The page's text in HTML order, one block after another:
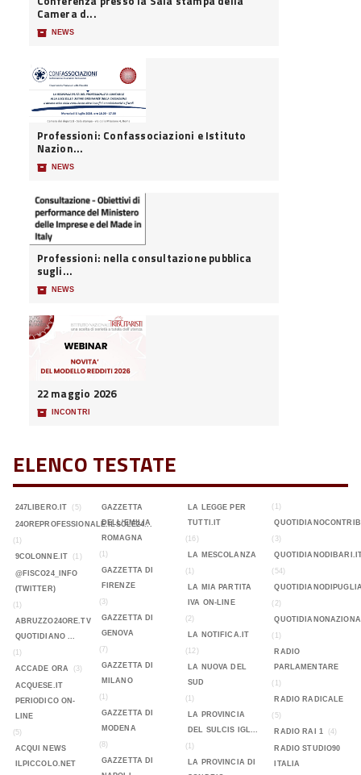
Camera d...
📦 NEWS
Professioni: Confassociazioni e Istituto
Nazion...
📦 NEWS
Professioni: nella consultazione pubblica
sugli...
📦 NEWS
22 maggio 2026
📦 INCONTRI
ELENCO TESTATE
247LIBERO.IT (5)
24OREPROFESSIONALE.ILSOLE24...
(1)
9COLONNE.IT
(1)
@FISCO24_INFO
(TWITTER)
(1)
ABRUZZO24ORE.TV
QUOTIDIANO ...
(1)
ACCADE ORA
(3)
ACQUESE.IT
PERIODICO ON-
LINE
(5)
ACQUI NEWS
ILPICCOLO.NET
GAZZETTA
DELL'EMILIA
ROMAGNA
(1)
GAZZETTA DI
FIRENZE
(3)
GAZZETTA DI
GENOVA
(7)
GAZZETTA DI
MILANO
(1)
GAZZETTA DI
MODENA
(8)
GAZZETTA DI
LA LEGGE PER
TUTTI.IT
(16)
LA MESCOLANZA
(1)
LA MIA PARTITA
IVA ON-LINE
(2)
LA NOTIFICA.IT
(12)
LA NUOVA DEL
SUD
(1)
LA PROVINCIA
DEL SULCIS IGL...
(1)
LA PROVINCIA DI
(1)
(3)
(54)
(2)
(1)
RADIO
PARLAMENTARE
(1)
RADIO RADICALE
(5)
RADIO RAI 1
(4)
RADIO STUDIO90
ITALIA